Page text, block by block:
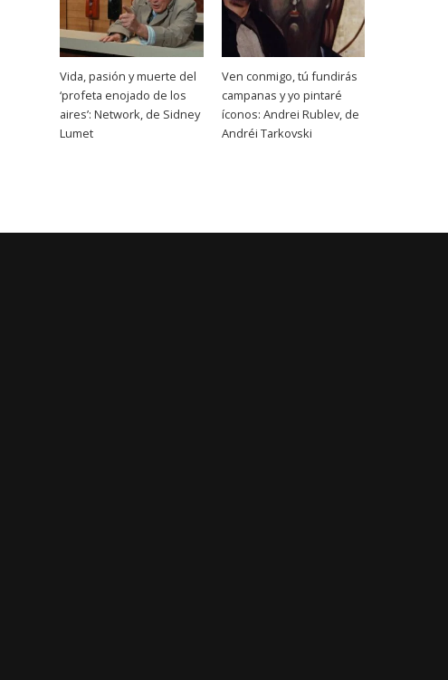
Vida, pasión y muerte del
‘profeta enojado de los
aires’: Network, de Sidney
Lumet
Ven conmigo, tú fundirás
campanas y yo pintaré
íconos: Andrei Rublev, de
Andréi Tarkovski